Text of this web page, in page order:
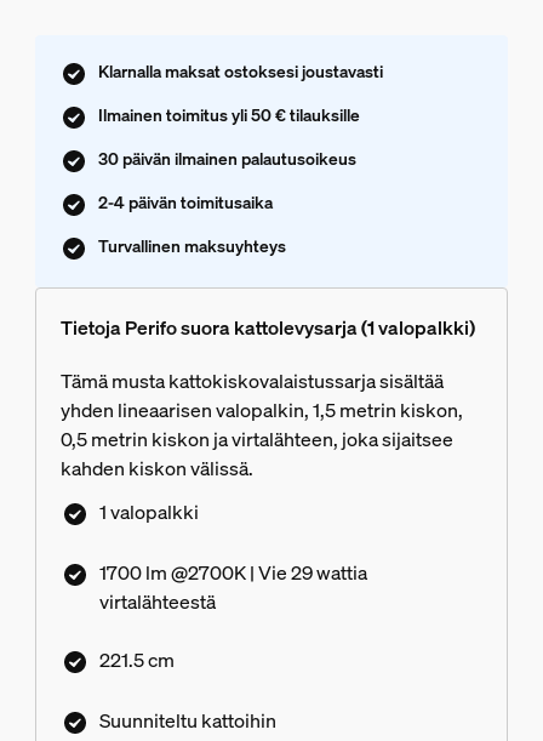
Klarnalla maksat ostoksesi joustavasti
Ilmainen toimitus yli 50 € tilauksille
30 päivän ilmainen palautusoikeus
2-4 päivän toimitusaika
Turvallinen maksuyhteys
Tietoja Perifo suora kattolevysarja (1 valopalkki)
Tämä musta kattokiskovalaistussarja sisältää
yhden lineaarisen valopalkin, 1,5 metrin kiskon,
0,5 metrin kiskon ja virtalähteen, joka sijaitsee
kahden kiskon välissä.
1 valopalkki
1700 lm @2700K | Vie 29 wattia
virtalähteestä
221.5 cm
Suunniteltu kattoihin